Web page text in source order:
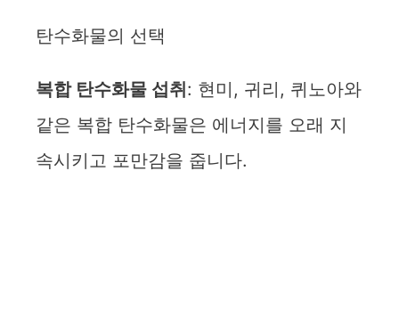
탄수화물의 선택
복합 탄수화물 섭취: 현미, 귀리, 퀴노아와
같은 복합 탄수화물은 에너지를 오래 지
속시키고 포만감을 줍니다.